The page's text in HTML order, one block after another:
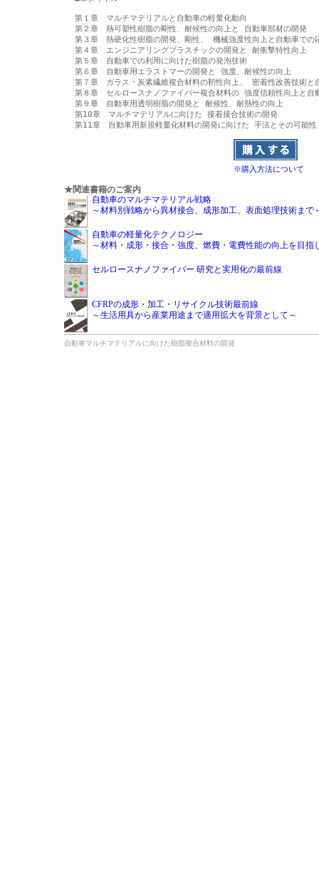
第１章　マルチマテリアルと自動車の軽量化動向
第２章　熱可塑性樹脂の剛性、耐候性の向上と 自動車部材の開発
第３章　熱硬化性樹脂の開発、剛性、 機械強度性向上と自動車での
第４章　エンジニアリングプラスチックの開発と 耐衝撃特性向上
第５章　自動車での利用に向けた樹脂の発泡技術
第６章　自動車用エラストマーの開発と 強度、耐候性の向上
第７章　ガラス・炭素繊維複合材料の靭性向上、 密着性改善技術と
第８章　セルロースナノファイバー複合材料の 強度信頼性向上と自
第９章　自動車用透明樹脂の開発と 耐候性、耐熱性の向上
第10章　マルチマテリアルに向けた 接着接合技術の開発
※購入方法について
★関連書籍のご案内
自動車のマルチマテリアル戦略
～材料別戦略から異材接合、成形加工、表面処理技術まで
自動車の軽量化テクノロジー
～材料・成形・接合・強度、燃費・電費性能の向上を目指
セルロースナノファイバー 研究と実用化の最前線
CFRPの成形・加工・リサイクル技術最前線
～生活用具から産業用途まで適用拡大を背景として～
自動車マルチマテリアルに向けた樹脂複合材料の開発